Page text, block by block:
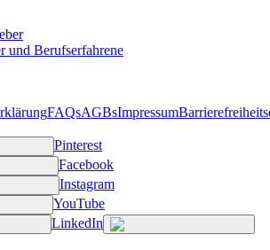
und Berufserfahrene
FAQsAGBsImpressum
Pinterest
Facebook
Instagram
YouTube
LinkedIn